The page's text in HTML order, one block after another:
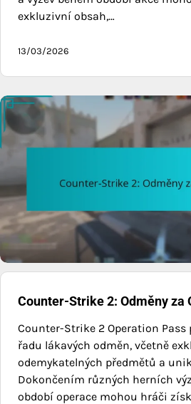
exkluzivní obsah,…
13/03/2026
Counter-Strike 2: Odměny za
Counter-Strike 2 Operation
řadu lákavých odměn, včetně
odemykatelných předmětů a
Dokončením různých herních
období operace mohou hráči